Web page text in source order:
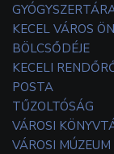
KECEL VÁROS
BÖLCSŐDÉJE
KECELI
POSTA
TŰZOLTÓSÁG
VÁROSI
VÁROSI MÚZEUM